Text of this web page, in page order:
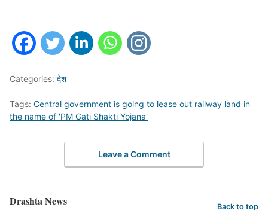
Categories: देश
Tags: Central government is going to lease out railway land in
the name of 'PM Gati Shakti Yojana'
Leave a Comment
Drashta News Back to top